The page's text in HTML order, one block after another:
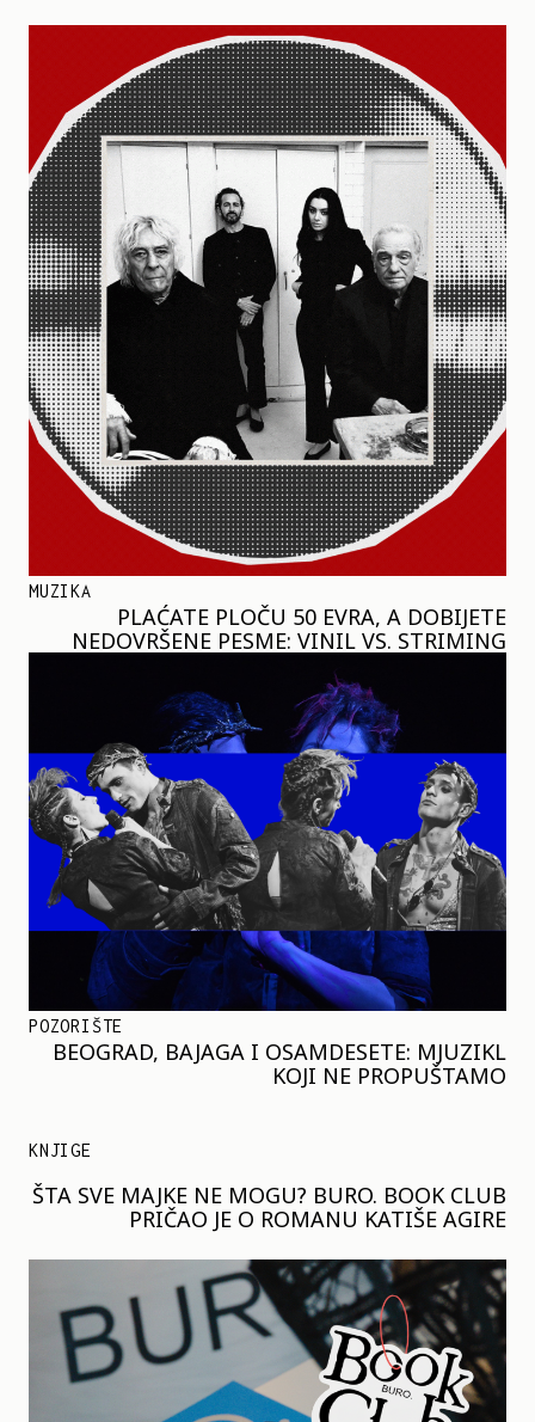
MUZIKA
PLAĆATE PLOČU 50 EVRA, A DOBIJETE
NEDOVRŠENE PESME: VINIL VS. STRIMING
POZORIŠTE
BEOGRAD, BAJAGA I OSAMDESETE: MJUZIKL
KOJI NE PROPUŠTAMO
KNJIGE
ŠTA SVE MAJKE NE MOGU? BURO. BOOK CLUB
PRIČAO JE O ROMANU KATIŠE AGIRE